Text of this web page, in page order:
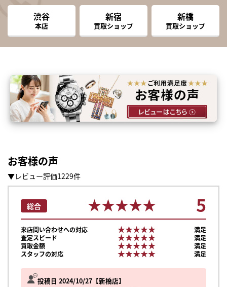
渋谷
本店
新宿
買取ショップ
新橋
買取ショップ
お客様の声
▼レビュー評価1229件
投稿日 2024/10/27 新橋店
総合 ★★★★★
★★★★★ 5
来店問い合わせへの対応 ★★★★★
★★★★★
満足
査定スピード
★★★★★
★★★★★
満足
買取金額
★★★★★
★★★★★
満足
スタッフの対応
★★★★★
★★★★★ 満足